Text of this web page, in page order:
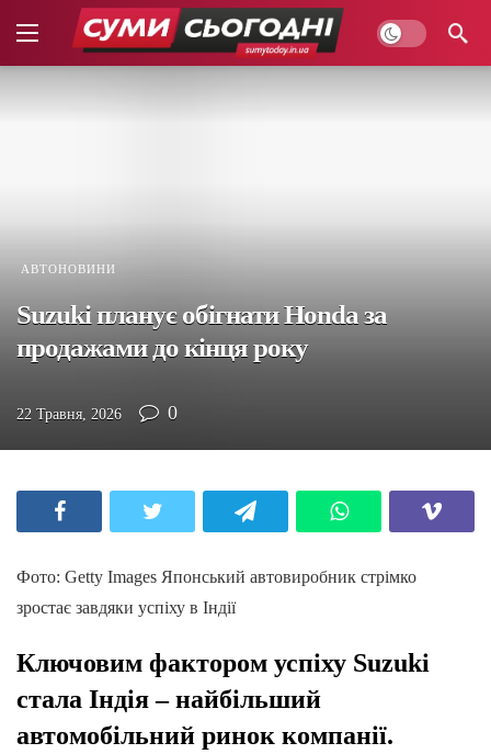
АВТОНОВИНИ
Suzuki планує обігнати Honda за
продажами до кінця року
22 Травня, 2026 0
Фото: Getty Images Японський автовиробник стрімко
зростає завдяки успіху в Індії
Ключовим фактором успіху Suzuki
стала Індія – найбільший
автомобільний ринок компанії.